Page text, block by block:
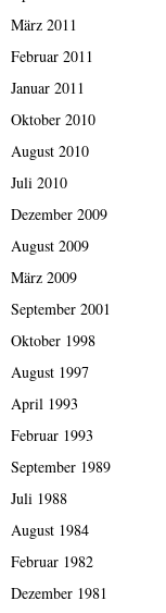
März 2011
Februar 2011
Januar 2011
Oktober 2010
August 2010
Juli 2010
Dezember 2009
August 2009
März 2009
September 2001
Oktober 1998
August 1997
April 1993
Februar 1993
September 1989
Juli 1988
August 1984
Februar 1982
Dezember 1981